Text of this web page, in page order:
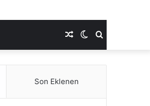
Arama
yap
Dış
görünümü
Rastgele
Makale
Son Eklenen